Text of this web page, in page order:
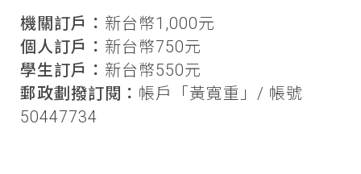
機關訂戶： 新台幣1,000元
個人訂戶： 新台幣750元
學生訂戶： 新台幣550元
郵政劃撥訂閱： 帳戶「黃寬重」/ 帳號
50447734